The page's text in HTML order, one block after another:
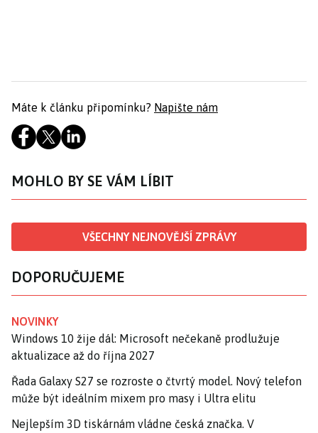
Máte k článku připomínku? Napište nám
MOHLO BY SE VÁM LÍBIT
VŠECHNY NEJNOVĚJŠÍ ZPRÁVY
DOPORUČUJEME
NOVINKY
Windows 10 žije dál: Microsoft nečekaně prodlužuje
aktualizace až do října 2027
Řada Galaxy S27 se rozroste o čtvrtý model. Nový telefon
může být ideálním mixem pro masy i Ultra elitu
Nejlepším 3D tiskárnám vládne česká značka. V